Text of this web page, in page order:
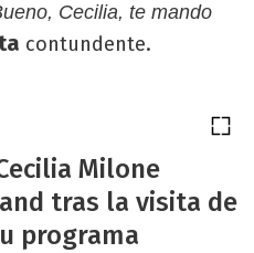
Cecilia, te mando
contundente.
Milone
tras la visita de
programa